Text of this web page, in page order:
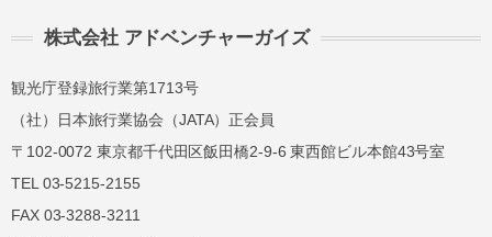
株式会社 アドベンチャーガイズ
観光庁登録旅行業第1713号
（社）日本旅行業協会（JATA）正会員
〒102-0072 東京都千代田区飯田橋2-9-6 東西館ビル本館43号室
TEL 03-5215-2155
FAX 03-3288-3211